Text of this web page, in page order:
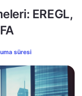
EREGL,
süresi